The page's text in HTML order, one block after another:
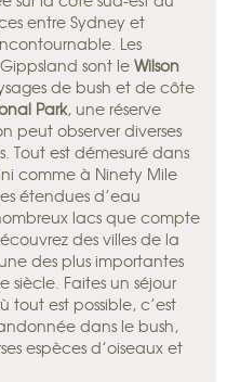
entre Sydney et
Les
sont le Wilson
de bush et de côte
Park, une réserve
peut observer diverses
Tout est démesuré dans
comme à Ninety Mile
étendues d’eau
lacs que compte
des villes de la
des plus importantes
siècle. Faites un séjour
est possible, c’est
dans le bush,
espèces d’oiseaux et